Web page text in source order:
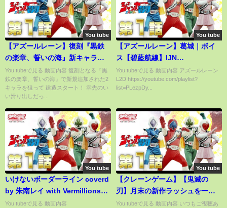
You tube
【アズールレーン】復刻『黒鉄
の楽章、誓いの海』新キャラ狙
ったらとんでもないことに…
You tubeで見る 動画内容 復刻となる『黒
鉄の楽章、誓いの海』で新規追加された2
キャラを狙って 建造スタート！ 幸先のい
い滑り出しだっ...
You tube
【アズールレーン】葛城｜ボイ
ス【碧藍航線】IJN
Katsuragi【Azurlane】
You tubeで見る 動画内容 アズールレーン
L2D https://youtube.com/playlist?
list=PLezpDy...
You tube
いけないボーダーライン coverd
by 朱南レイ with Vermillions
【マクロスΔ 挿入歌 バンドで演
You tubeで見る 動画内容
You tube
【クレーンゲーム】【鬼滅の
刃】月末の新作ラッシュを一気
にまとめました！
You tubeで見る 動画内容 いつもご視聴あ